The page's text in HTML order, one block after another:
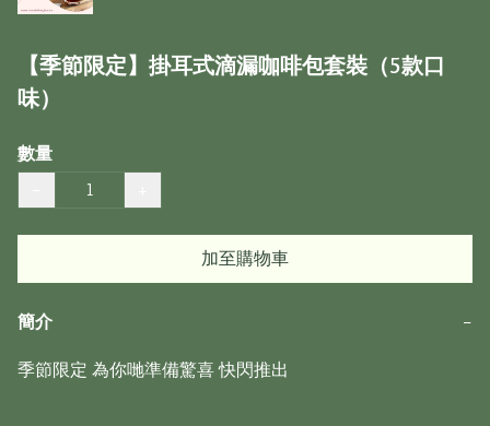
【季節限定】掛耳式滴漏咖啡包套裝（5款口
味）
數量
加至購物車
簡介 −
季節限定 為你哋準備驚喜 快閃推出